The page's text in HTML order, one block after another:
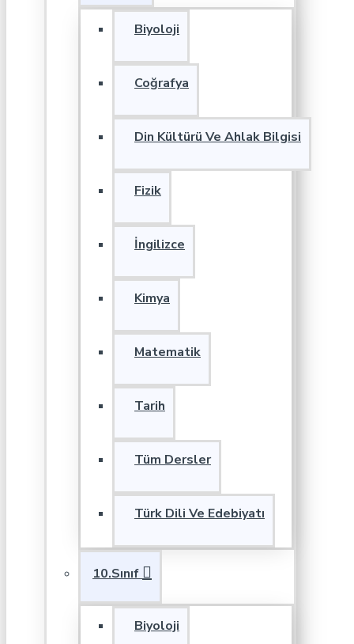
Biyoloji
Coğrafya
Din Kültürü Ve Ahlak Bilgisi
Fizik
İngilizce
Kimya
Matematik
Tarih
Tüm Dersler
Türk Dili Ve Edebiyatı
10.Sınıf
Biyoloji